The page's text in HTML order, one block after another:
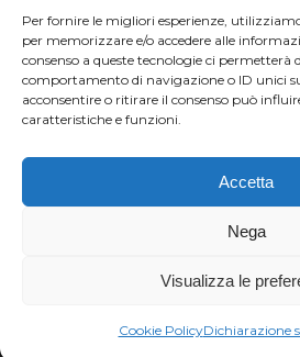
Per fornire le migliori esperienze,
per memorizzare e/o accedere alle
consenso a queste tecnologie ci permetterà
comportamento di navigazione o ID unici
acconsentire o ritirare il consenso può
caratteristiche e funzioni.
Accetta
Nega
Visualizza le
Cookie PolicyDichiarazione
SIMONE DEROMEDIS
SLOPESTYLE
THERESE JOHAUG
TRANSCAVALLO TROFEO
VAL DI FIEMME
Chi siamo | Termini d'uso |